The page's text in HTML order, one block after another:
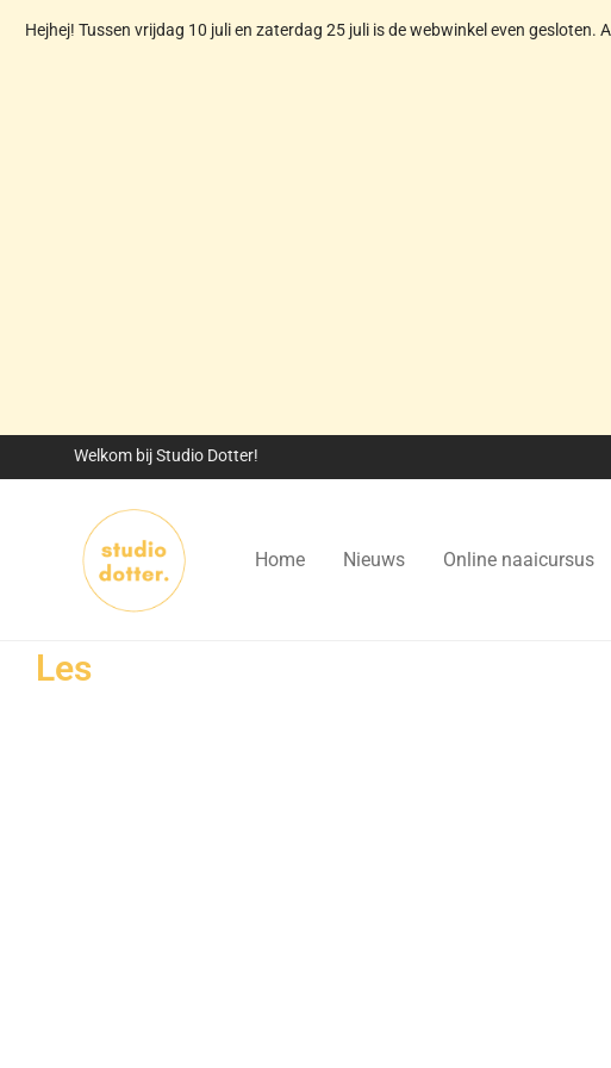
Hejhej! Tussen vrijdag 10 juli en zaterdag 25 juli is de webwinkel even
Welkom bij Studio Dotter!
Home Nieuws Online naaicursus
Les